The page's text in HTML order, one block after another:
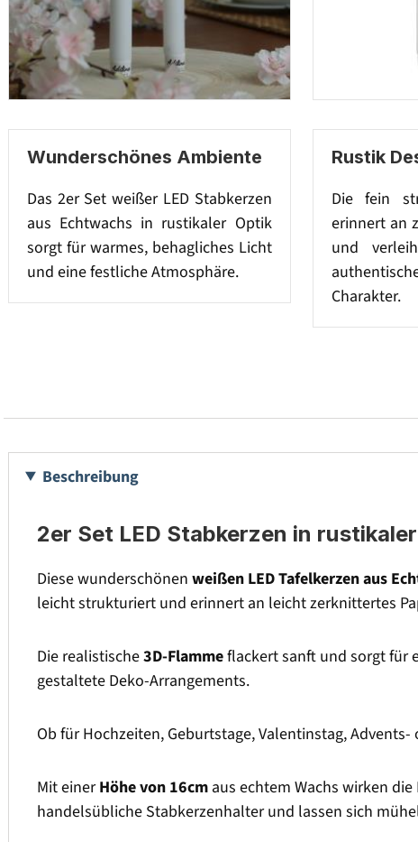
Wunderschönes Ambiente
Das 2er Set weißer LED Stabkerzen
aus Echtwachs in rustikaler Optik
sorgt für warmes, behagliches Licht
und eine festliche Atmosphäre.
Rustik
Die fein
erinnert an
und
Charakter.
Beschreibung
2er Set LED Stabkerzen in
Diese wunderschönen weißen LED Tafelkerzen aus
leicht strukturiert und erinnert an leicht zerknittertes
Die realistische3D-Flammeflackert sanft und sorgt für
gestaltete Deko-Arrangements.
Ob für Hochzeiten, Geburtstage, Valentinstag,
Mit einerHöhe von 16cm aus echtem Wachs wirken
handelsübliche Stabkerzenhalter und lassen sich